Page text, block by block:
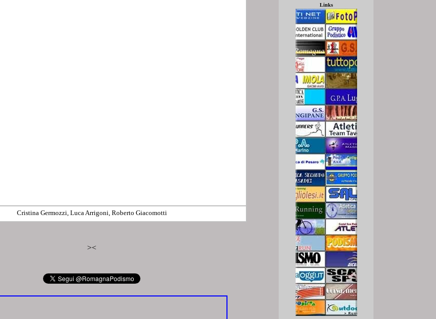
Cristina Germozzi, Luca Arrigoni, Roberto Giacomotti
><
Links